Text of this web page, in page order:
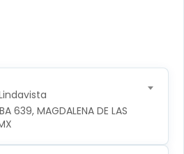
639, MAGDALENA DE LAS